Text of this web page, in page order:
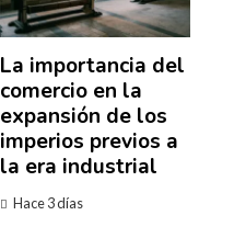
La importancia del
comercio en la
expansión de los
imperios previos a
la era industrial
Hace 3 días